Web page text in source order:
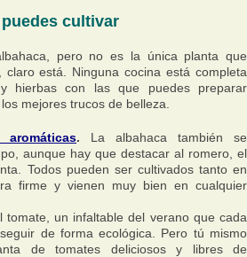
cultivar
pero no es la única planta que
está. Ninguna cocina está completa
hierbas con las que puedes preparar
mejores trucos de belleza.
. La albahaca también se
aunque hay que destacar al romero, el
Todos pueden ser cultivados tanto en
firme y vienen muy bien en cualquier
tomate, un infaltable del verano que cada
de forma ecológica. Pero tú mismo
de tomates deliciosos y libres de